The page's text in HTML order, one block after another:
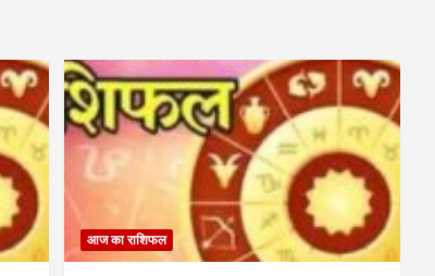
आज का राशिफल